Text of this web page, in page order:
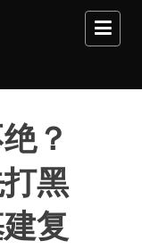
？
黑
复